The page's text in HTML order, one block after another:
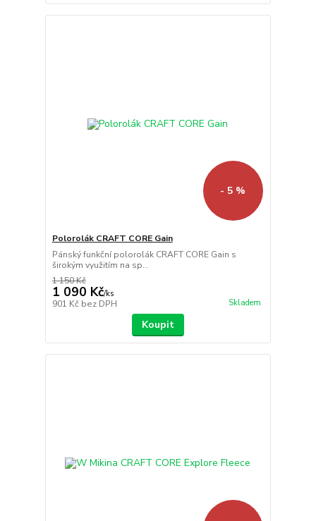
- 5 %
Polorolák CRAFT CORE Gain
Pánský funkční polorolák CRAFT CORE Gain s
širokým využitím na sp...
1 150 Kč
1 090 Kč/ks
901 Kč bez DPH Skladem
Koupit